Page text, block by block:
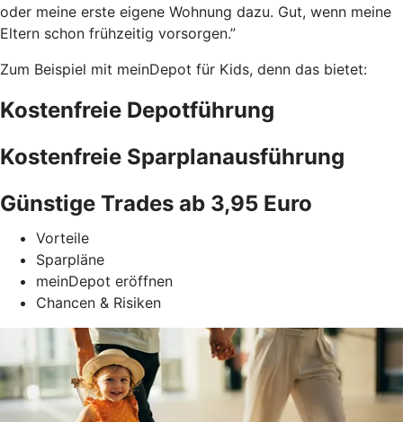
oder meine erste eigene Wohnung dazu. Gut, wenn meine
Eltern schon frühzeitig vorsorgen.”
Zum Beispiel mit meinDepot für Kids, denn das bietet:
Kostenfreie Depotführung
Kostenfreie Sparplanausführung
Günstige Trades ab 3,95 Euro
Vorteile
Sparpläne
meinDepot eröffnen
Chancen & Risiken